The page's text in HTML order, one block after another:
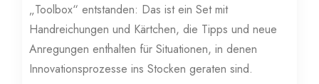
„Toolbox“ entstanden: Das ist ein Set mit
Handreichungen und Kärtchen, die Tipps und neue
Anregungen enthalten für Situationen, in denen
Innovationsprozesse ins Stocken geraten sind.